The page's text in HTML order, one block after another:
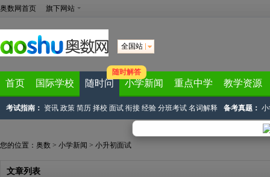
奥数网首页 旗下网站
全国站
首页 国际学校 随时问
随时解答
小学新闻 重点中学 教学资源
考试指南： 资讯 政策 简历 择校 面试 衔接 经验 分班考试 名词解释 备考真题：
您的位置： 奥数 > 小学新闻 > 小升初面试
文章列表